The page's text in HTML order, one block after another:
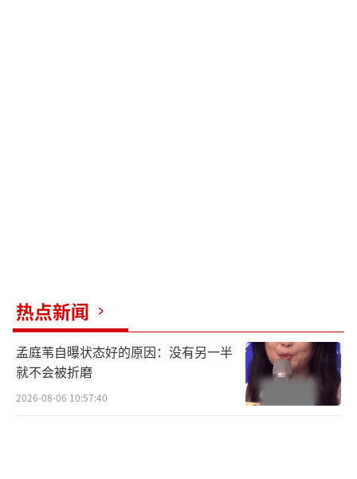
热点新闻
孟庭苇自曝状态好的原因：没有另一半
就不会被折磨
2026-08-06 10:57:40